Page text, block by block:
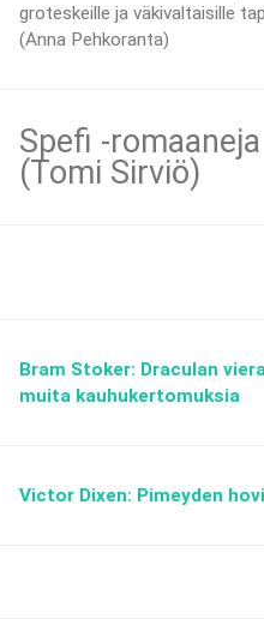
groteskeille ja väkivaltaisille
(Anna Pehkoranta)
Spefi -romaaneja
(Tomi Sirviö)
Bram Stoker: Draculan
muita kauhukertomuksia
Victor Dixen: Pimeyden hovi